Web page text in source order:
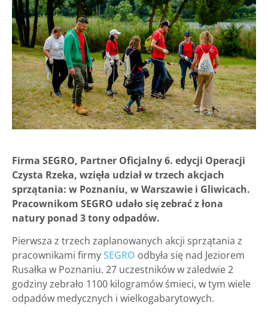
Firma SEGRO, Partner Oficjalny 6. edycji Operacji
Czysta Rzeka, wzięła udział w trzech akcjach
sprzątania: w Poznaniu, w Warszawie i Gliwicach.
Pracownikom SEGRO udało się zebrać z łona
natury ponad 3 tony odpadów.
Pierwsza z trzech zaplanowanych akcji sprzątania z
pracownikami firmySEGRO odbyła się nad Jeziorem
Rusałka w Poznaniu. 27 uczestników w zaledwie 2
godziny zebrało 1100 kilogramów śmieci, w tym wiele
odpadów medycznych i wielkogabarytowych.